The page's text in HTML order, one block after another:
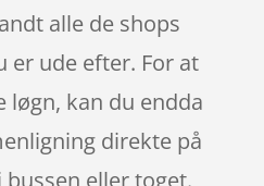
alle de shops
er ude efter. For at
kan du endda
direkte på
eller toget.